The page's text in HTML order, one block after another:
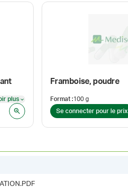
plus
Framboise, poudre
Format :100 g
Se connecter pour le prix